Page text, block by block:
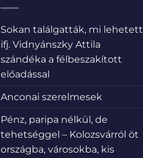
Sokan találgatták, mi lehetett
ifj. Vidnyánszky Attila
szándéka a félbeszakított
előadással
Anconai szerelmesek
Pénz, paripa nélkül, de
tehetséggel – Kolozsvárról öt
országba, városokba, kis